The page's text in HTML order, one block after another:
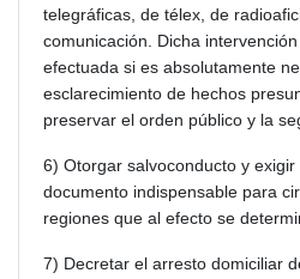
telegráficas, de télex, de
comunicación. Dicha
efectuada si es absolutamente
esclarecimiento de hechos
preservar el orden público y la
6) Otorgar salvoconducto y
documento indispensable para
regiones que al efecto se
7) Decretar el arresto domiciliar